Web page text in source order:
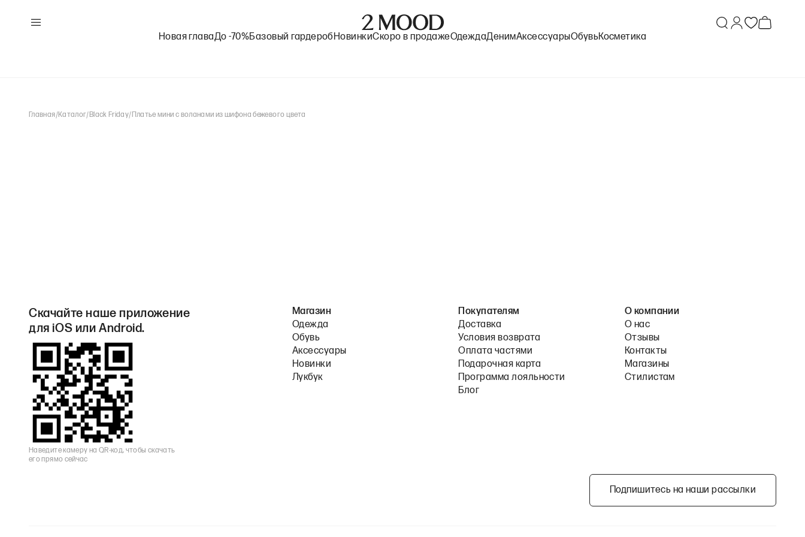
Новая главаДо -70%Базовый гардероб НовинкиСкоро в продажеОдеждаДенимАксессуарыОбувьКосметика
Главная/Каталог/ Black Friday/ Платье мини с воланами из шифона бежевого цвета
Скачайте наше приложение
для iOS или Android.
Наведите камеру на QR-код, чтобы скачать
его прямо сейчас
Магазин
Одежда
Обувь
Аксессуары
Новинки
Лукбук
Покупателям
Доставка
Условия возврата
Оплата частями
Подарочная карта
Программа лояльности
Блог
О компании
О нас
Отзывы
Контакты
Магазины
Стилистам
Подпишитесь на наши рассылки